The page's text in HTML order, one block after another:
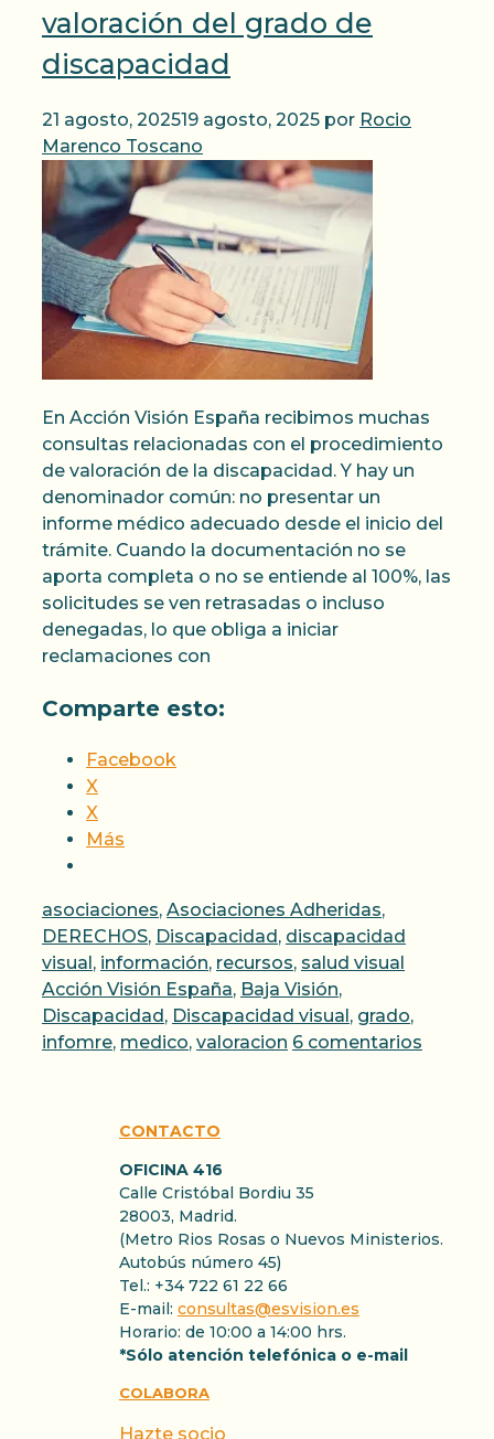
valoración del grado de
discapacidad
21 agosto, 202519 agosto, 2025 por Rocio
Marenco Toscano
En Acción Visión España recibimos muchas
consultas relacionadas con el procedimiento
de valoración de la discapacidad. Y hay un
denominador común: no presentar un
informe médico adecuado desde el inicio del
trámite. Cuando la documentación no se
aporta completa o no se entiende al 100%, las
solicitudes se ven retrasadas o incluso
denegadas, lo que obliga a iniciar
reclamaciones con
Comparte esto:
Facebook
X
X
Más
Categorías
asociaciones, Asociaciones Adheridas,
DERECHOS, Discapacidad , discapacidad
visual , información, recursos, salud visual
Acción Visión España, Baja Visión,
Discapacidad , Discapacidad visual , grado,
infomre, medico, valoracion 6 comentarios
CONTACTO
OFICINA 416
Calle Cristóbal Bordiu 35
28003, Madrid.
(Metro Rios Rosas o Nuevos Ministerios.
Autobús número 45)
Tel.: +34 722 61 22 66
E-mail: consultas@esvision.es
Horario: de 10:00 a 14:00 hrs.
*Sólo atención telefónica o e-mail
COLABORA
Hazte socio